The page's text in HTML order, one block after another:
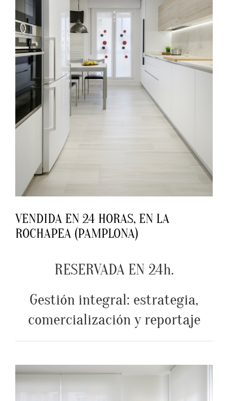
VENDIDA EN 24 HORAS, EN LA
ROCHAPEA (PAMPLONA)
RESERVADA EN 24h.
Gestión integral: estrategia,
comercialización y reportaje